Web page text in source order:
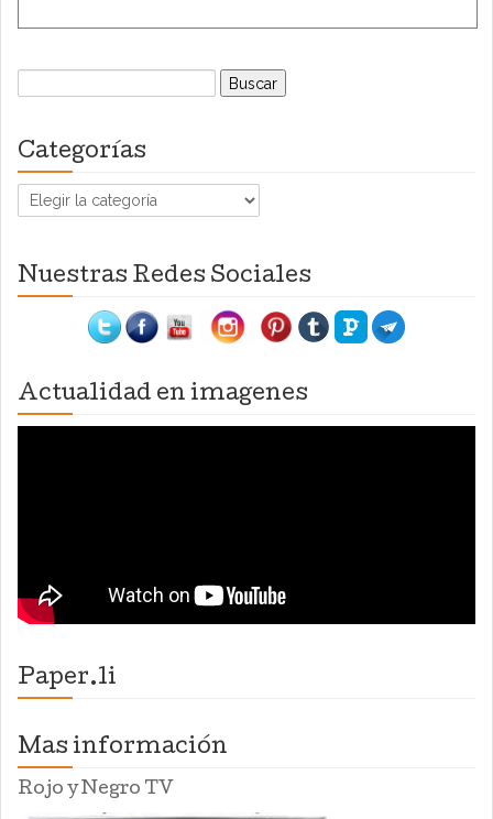
Buscar:
Categorías
Categorías
Nuestras Redes Sociales
Actualidad en imagenes
Paper.li
Mas información
Rojo y Negro TV